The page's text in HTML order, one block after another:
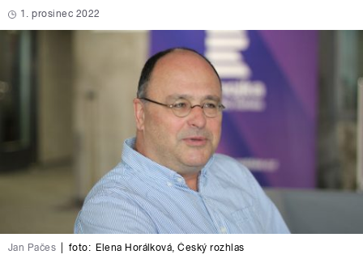
1. prosinec 2022
Jan Pačes foto: Elena Horálková,Český rozhlas